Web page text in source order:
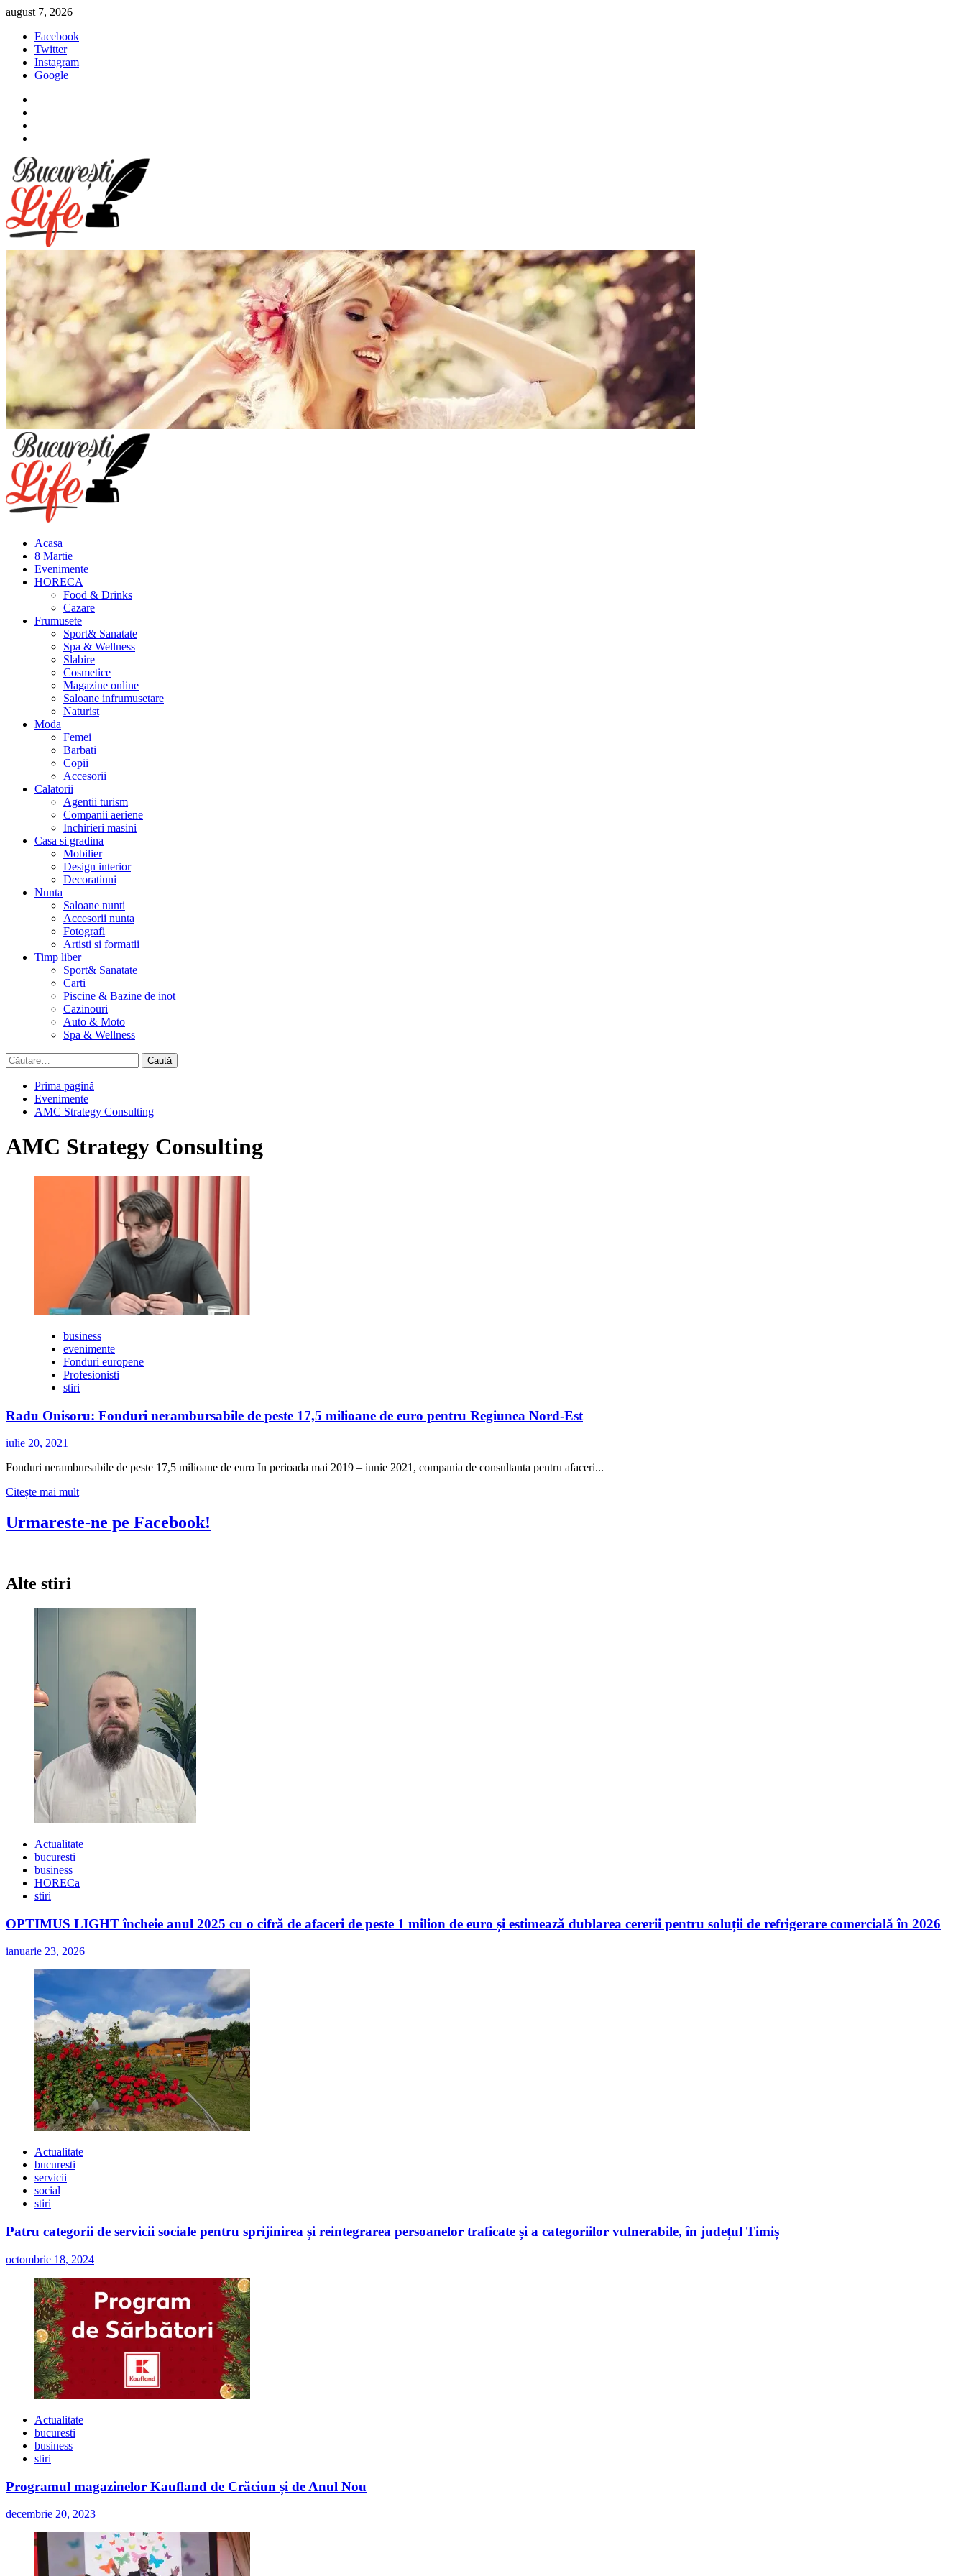
Sari
conținut
august 7, 2026
Facebook
Twitter
Instagram
Google
Meniu
principal
Acasa
8 Martie
Evenimente
HORECA
Food & Drinks
Cazare
Frumusete
Sport& Sanatate
Spa & Wellness
Slabire
Cosmetice
Magazine online
Saloane infrumusetare
Naturist
Moda
Femei
Barbati
Copii
Accesorii
Calatorii
Agentii turism
Companii aeriene
Inchirieri masini
Casa si gradina
Mobilier
Design interior
Decoratiuni
Nunta
Saloane nunti
Accesorii nunta
Fotografi
Artisti si formatii
Timp liber
Sport& Sanatate
Carti
Piscine & Bazine de inot
Cazinouri
Auto & Moto
Spa & Wellness
Caută
după:
Prima pagină
Evenimente
AMC Strategy Consulting
AMC Strategy Consulting
business
evenimente
Fonduri europene
Profesionisti
stiri
Radu Onisoru: Fonduri nerambursabile de peste 17,5 milioane de euro pentru Regiunea Nord-Est
iulie 20, 2021
Fonduri nerambursabile de peste 17,5 milioane de euro In perioada mai 2019 – iunie 2021, compania de consultanta pentru afaceri...
Citește mai multCitește
despre
peste
pentru
Regiunea
Nord-
Est
Urmareste-ne pe Facebook!
Alte stiri
Actualitate
bucuresti
business
HORECa
stiri
OPTIMUS LIGHT încheie anul 2025 cu o cifră de afaceri de peste 1 milion de euro și estimează dublarea cererii pentru soluții de refrigerare comercială în 2026
ianuarie 23, 2026
Actualitate
bucuresti
servicii
social
stiri
Patru categorii de servicii sociale pentru sprijinirea și reintegrarea persoanelor traficate și a categoriilor vulnerabile, în județul Timiș
octombrie 18, 2024
Actualitate
bucuresti
business
stiri
Programul magazinelor Kaufland de Crăciun și de Anul Nou
decembrie 20, 2023